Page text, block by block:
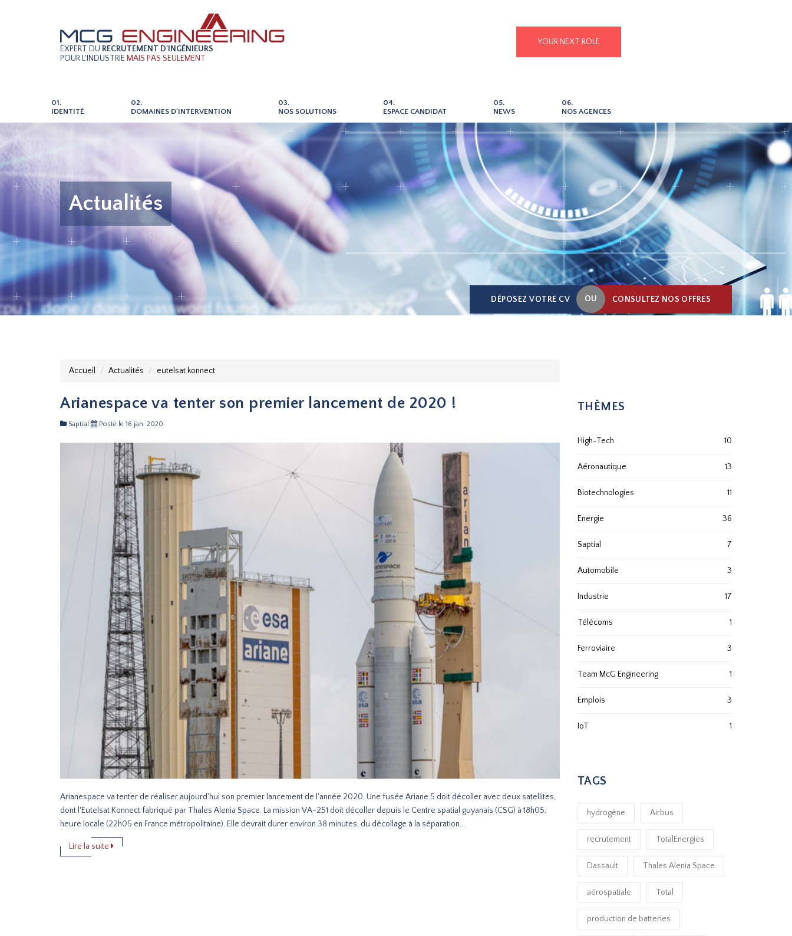
EXPERT DU RECRUTEMENT D'INGÉNIEURS
POUR L'INDUSTRIE MAIS PAS SEULEMENT
YOUR NEXT ROLE
01.
IDENTITÉ
02.
DOMAINES D'INTERVENTION
03.
NOS SOLUTIONS
04.
ESPACE CANDIDAT
05.
NEWS
06.
NOS AGENCES
Actualités
DÉPOSEZ VOTRE CV OU CONSULTEZ NOS OFFRES
Accueil Actualités eutelsat konnect
Arianespace va tenter son premier lancement de 2020 !
Saptial Posté le 16 jan. 2020
Arianespace va tenter de réaliser aujourd'hui son premier lancement de l'année 2020. Une fusée Ariane 5 doit décoller avec deux satellites,
dont l'Eutelsat Konnect fabriqué par Thales Alenia Space. La mission VA-251 doit décoller depuis le Centre spatial guyanais (CSG) à 18h05,
heure locale (22h05 en France métropolitaine). Elle devrait durer environ 38 minutes, du décollage à la séparation...
Lire la suite
THÈMES
High-Tech 10
Aéronautique 13
Biotechnologies 11
Energie 36
Saptial 7
Automobile 3
Industrie 17
Télécoms 1
Ferroviaire 3
Team McG Engineering 1
Emplois 3
IoT 1
TAGS
hydrogène Airbus
recrutement TotalEnergies
Dassault Thales Alenia Space
aérospatiale Total
production de batteries